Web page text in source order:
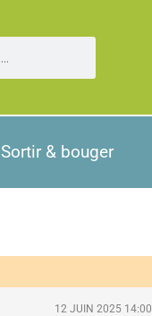
Sortir & bouger
12 JUIN 2025 14:00